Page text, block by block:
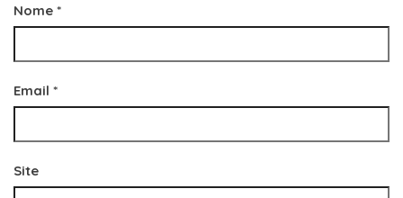
Nome *
Email *
Site